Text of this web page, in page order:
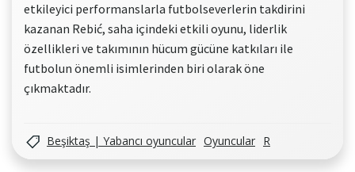
etkileyici performanslarla futbolseverlerin takdirini
kazanan Rebić, saha içindeki etkili oyunu, liderlik
özellikleri ve takımının hücum gücüne katkıları ile
futbolun önemli isimlerinden biri olarak öne
çıkmaktadır.
Beşiktaş | Yabancı oyuncular Oyuncular R